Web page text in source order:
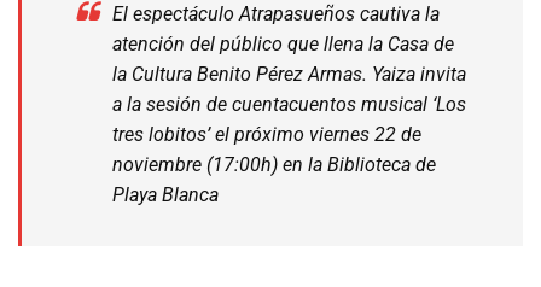
El espectáculo Atrapasueños cautiva la
atención del público que llena la Casa de
la Cultura Benito Pérez Armas. Yaiza invita
a la sesión de cuentacuentos musical ‘Los
tres lobitos’ el próximo viernes 22 de
noviembre (17:00h) en la Biblioteca de
Playa Blanca